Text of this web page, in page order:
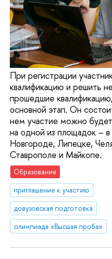
При регистрации
квалификацию и решить
прошедшие
основной этап. Он
нем участие можно
на одной из площадок –
Новгороде, Липецке,
Ставрополе и Майкопе.
Образование
приглашение к участию
довузовская подготовка
олимпиада «Высшая проба»